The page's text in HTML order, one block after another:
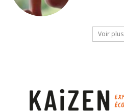
Voir plus